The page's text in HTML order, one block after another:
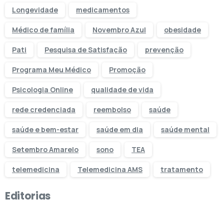
Longevidade medicamentos
Médico de família Novembro Azul obesidade
Pati Pesquisa de Satisfação prevenção
Programa Meu Médico Promoção
Psicologia Online qualidade de vida
rede credenciada reembolso saúde
saúde e bem-estar saúde em dia saúde mental
Setembro Amarelo sono TEA
telemedicina Telemedicina AMS tratamento
Editorias